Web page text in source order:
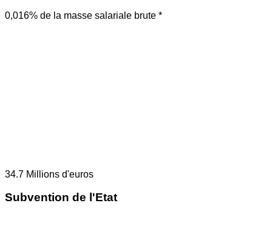
0,016% de la masse salariale brute *
34.7 Millions d'euros
Subvention de l'Etat